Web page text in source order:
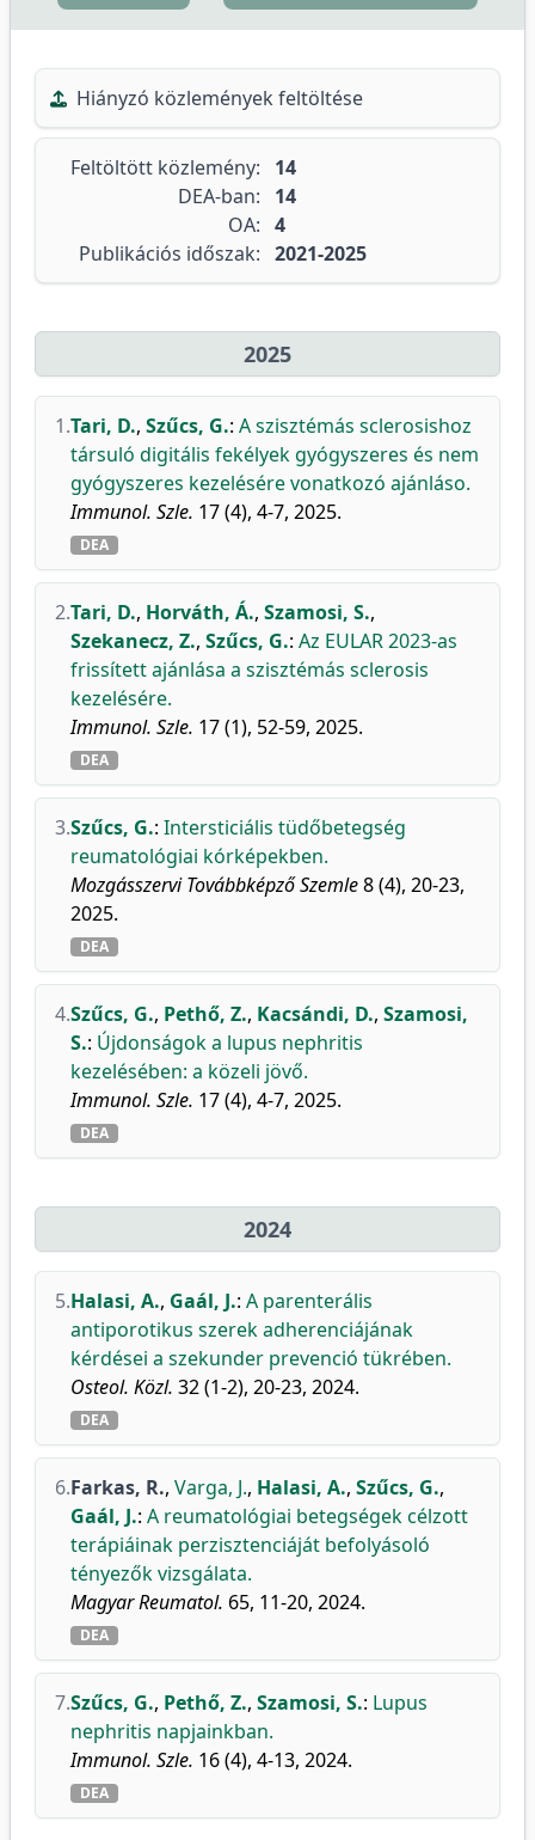
Hiányzó közlemények feltöltése
Feltöltött közlemény:
14
DEA-ban:
14
OA: 4
Publikációs időszak: 2021-2025
2025
1.Tari, D., Szűcs, G.: A szisztémás sclerosishoz
társuló digitális fekélyek gyógyszeres és nem
gyógyszeres kezelésére vonatkozó ajánláso.
Immunol. Szle. 17 (4), 4-7, 2025.
DEA
2.Tari, D., Horváth, Á., Szamosi, S.,
Szekanecz, Z., Szűcs, G.: Az EULAR 2023-as
frissített ajánlása a szisztémás sclerosis
kezelésére.
Immunol. Szle. 17 (1), 52-59, 2025.
DEA
3.Szűcs, G.: Intersticiális tüdőbetegség
reumatológiai kórképekben.
Mozgásszervi Továbbképző Szemle8 (4), 20-23,
2025.
DEA
4.Szűcs, G., Pethő, Z., Kacsándi, D., Szamosi,
S.: Újdonságok a lupus nephritis
kezelésében: a közeli jövő.
Immunol. Szle. 17 (4), 4-7, 2025.
DEA
2024
5.Halasi, A., Gaál, J.: A parenterális
antiporotikus szerek adherenciájának
kérdései a szekunder prevenció tükrében.
Osteol. Közl. 32 (1-2), 20-23, 2024.
DEA
6.Farkas, R., Varga, J., Halasi, A., Szűcs, G.,
Gaál, J.: A reumatológiai betegségek célzott
terápiáinak perzisztenciáját befolyásoló
tényezők vizsgálata.
Magyar Reumatol. 65, 11-20, 2024.
DEA
7.Szűcs, G., Pethő, Z., Szamosi, S.: Lupus
nephritis napjainkban.
Immunol. Szle. 16 (4), 4-13, 2024.
DEA